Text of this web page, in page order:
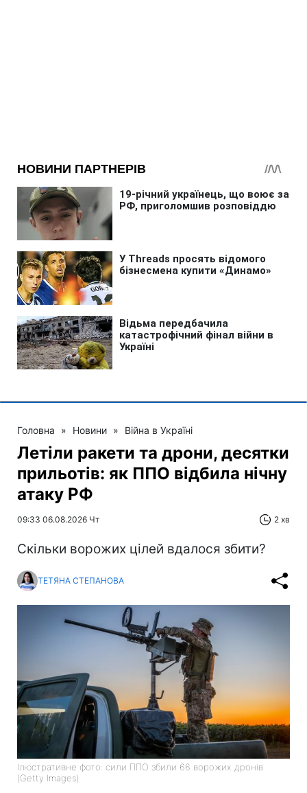
Головна » Новини » Війна в Україні
Летіли ракети та дрони, десятки
прильотів: як ППО відбила нічну
атаку РФ
09:33 06.08.2026 Чт 2 хв
Скільки ворожих цілей вдалося збити?
ТЕТЯНА СТЕПАНОВА
Ілюстративне фото: сили ППО збили 66 ворожих дронів
(Getty Images)